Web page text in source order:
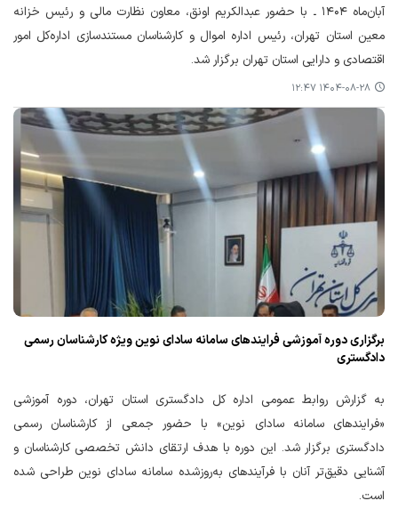
آبان‌ماه ۱۴۰۴ ـ با حضور عبدالکریم اونق، معاون نظارت مالی و رئیس خزانه
معین استان تهران، رئیس اداره اموال و کارشناسان مستندسازی اداره‌کل امور
اقتصادی و دارایی استان تهران برگزار شد.
۱۴۰۴-۰۸-۲۸ ۱۲:۴۷
برگزاری دوره آموزشی فرایندهای سامانه سادای نوین ویژه کارشناسان رسمی
دادگستری
به گزارش روابط عمومی اداره کل دادگستری استان تهران، دوره آموزشی
«فرایندهای سامانه سادای نوین» با حضور جمعی از کارشناسان رسمی
دادگستری برگزار شد. این دوره با هدف ارتقای دانش تخصصی کارشناسان و
آشنایی دقیق‌تر آنان با فرآیندهای به‌روزشده سامانه سادای نوین طراحی شده
است.